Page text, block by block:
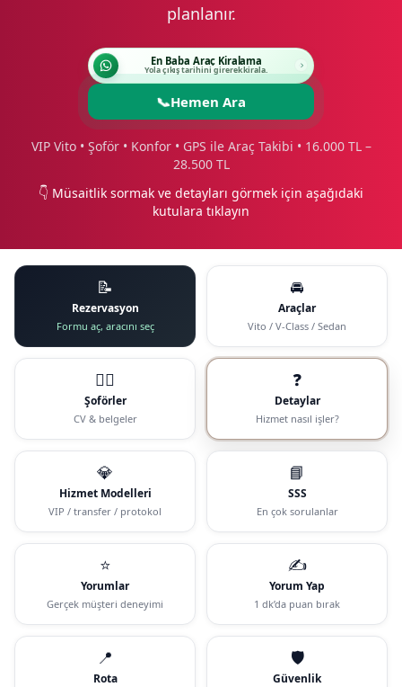
planlanır.
En Baba Araç Kiralama
Yola çıkış tarihini girerek kirala.
📞Hemen Ara
VIP Vito • Şoför • Konfor • GPS ile Araç Takibi • 16.000 TL –
28.500 TL
👇 Müsaitlik sormak ve detayları görmek için aşağıdaki
kutulara tıklayın
📝
Rezervasyon
Formu aç, aracını seç
🚘
Araçlar
Vito / V-Class / Sedan
🧑‍✈️
Şoförler
CV & belgeler
❓
Detaylar
Hizmet nasıl işler?
💎
Hizmet Modelleri
VIP / transfer / protokol
📘
SSS
En çok sorulanlar
⭐
Yorumlar
Gerçek müşteri deneyimi
✍️
Yorum Yap
1 dk’da puan bırak
📍
Rota
🛡️
Güvenlik